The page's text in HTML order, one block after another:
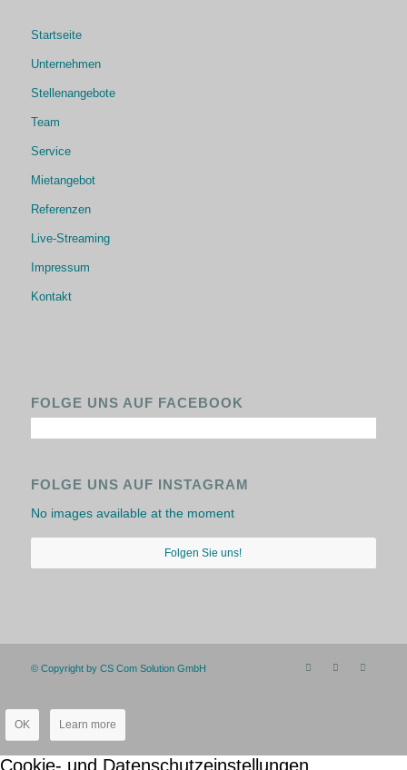
Startseite
Unternehmen
Stellenangebote
Team
Service
Mietangebot
Referenzen
Live-Streaming
Impressum
Kontakt
FOLGE UNS AUF FACEBOOK
FOLGE UNS AUF INSTAGRAM
No images available at the moment
Folgen Sie uns!
© Copyright by CS Com Solution GmbH
OK Learn more
Cookie- und Datenschutzeinstellungen